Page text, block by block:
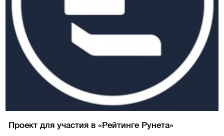
Проект для участия в «Рейтинге Рунета»